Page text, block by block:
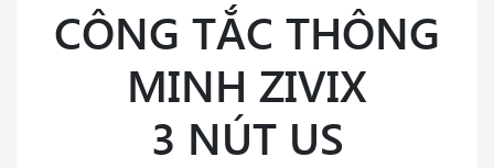
Kết nối trợ lý ảo: Google Asisstant, Alexa (Amazon),
Siri (APPLE)
Hỗ trợ đèn nền trạng thái và định vị vào ban đêm
Hỗ trợ thiết lập hẹn giờ, kịch bản tự động, cài đặt
thông minh…
CÔNG TẮC THÔNG
MINH ZIVIX
3 NÚT US